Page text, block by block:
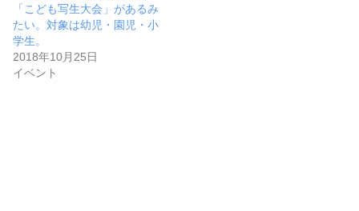
「こども写生大会」があるみ
たい。対象は幼児・園児・小
学生。
2018年10月25日
イベント